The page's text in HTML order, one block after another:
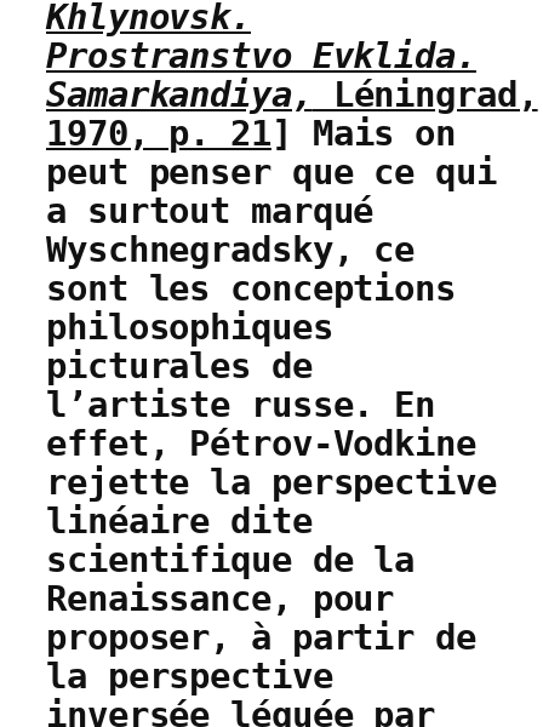
Khlynovsk.
Prostranstvo Evklida.
Samarkandiya,
Léningrad,
1970, p. 21] Mais on
peut penser que ce qui
a surtout marqué
Wyschnegradsky, ce
sont les conceptions
philosophiques
picturales de
l’artiste russe. En
effet, Pétrov-Vodkine
rejette la perspective
linéaire dite
scientifique de la
Renaissance, pour
proposer, à partir de
la perspective
inversée léguée par